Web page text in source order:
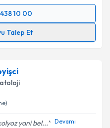
10 00
Talep Et
e-posta ile
yani bel... Devamı